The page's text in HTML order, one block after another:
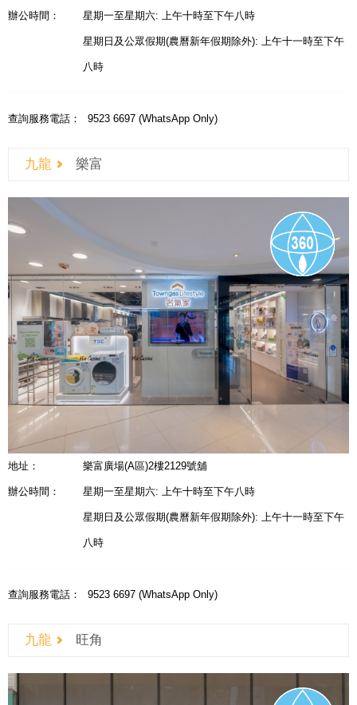
辦公時間： 星期一至星期六: 上午十時至下午八時
星期日及公眾假期(農曆新年假期除外): 上午十一時至下午
八時
查詢服務電話： 9523 6697 (WhatsApp Only)
九龍 樂富
地址： 樂富廣場(A區)2樓2129號舖
辦公時間： 星期一至星期六: 上午十時至下午八時
星期日及公眾假期(農曆新年假期除外): 上午十一時至下午
八時
查詢服務電話： 9523 6697 (WhatsApp Only)
九龍 旺角